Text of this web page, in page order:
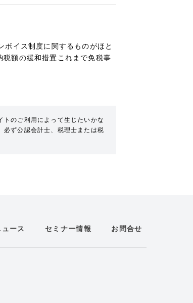
イス制度に関するものがほと
額の緩和措置これまで免税事
トのご利用によって生じたいかな
必ず公認会計士、税理士または税
ュース セミナー情報 お問合せ